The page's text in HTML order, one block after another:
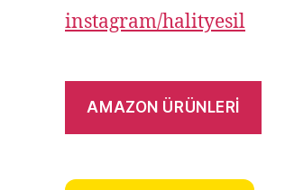
instagram/halityesil
AMAZON ÜRÜNLERİ